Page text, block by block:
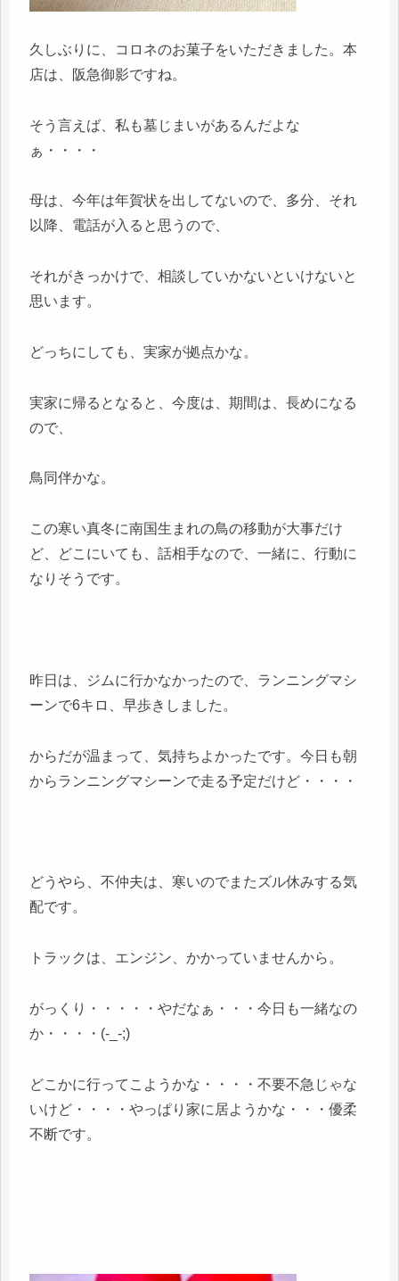
久しぶりに、コロネのお菓子をいただきました。本
店は、阪急御影ですね。
そう言えば、私も墓じまいがあるんだよな
ぁ・・・・
母は、今年は年賀状を出してないので、多分、それ
以降、電話が入ると思うので、
それがきっかけで、相談していかないといけないと
思います。
どっちにしても、実家が拠点かな。
実家に帰るとなると、今度は、期間は、長めになる
ので、
鳥同伴かな。
この寒い真冬に南国生まれの鳥の移動が大事だけ
ど、どこにいても、話相手なので、一緒に、行動に
なりそうです。
昨日は、ジムに行かなかったので、ランニングマシ
ーンで6キロ、早歩きしました。
からだが温まって、気持ちよかったです。今日も朝
からランニングマシーンで走る予定だけど・・・・
どうやら、不仲夫は、寒いのでまたズル休みする気
配です。
トラックは、エンジン、かかっていませんから。
がっくり・・・・・やだなぁ・・・今日も一緒なの
か・・・・(-_-;)
どこかに行ってこようかな・・・・不要不急じゃな
いけど・・・・やっぱり家に居ようかな・・・優柔
不断です。